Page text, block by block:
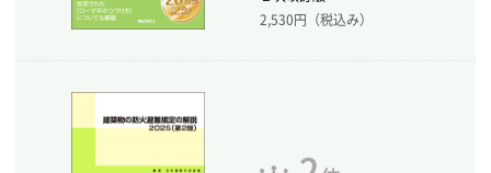
2,530円（税込み）